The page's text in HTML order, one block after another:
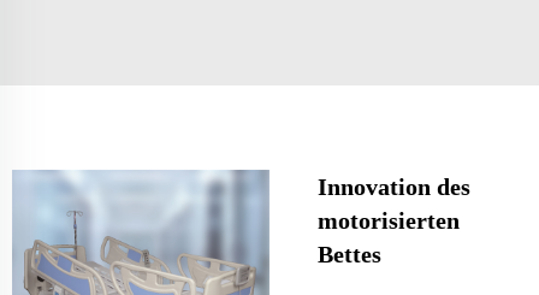
Innovation des
motorisierten
Bettes